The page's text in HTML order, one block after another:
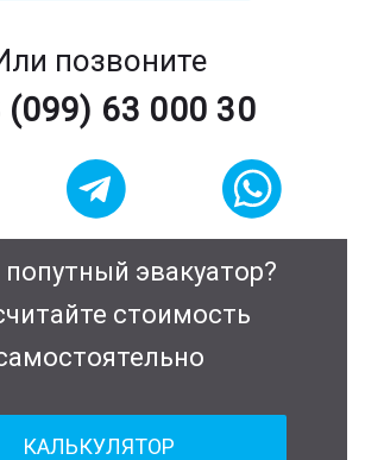
позвоните
(099) 63 000 30
эвакуатор?
стоимость
КАЛЬКУЛЯТОР